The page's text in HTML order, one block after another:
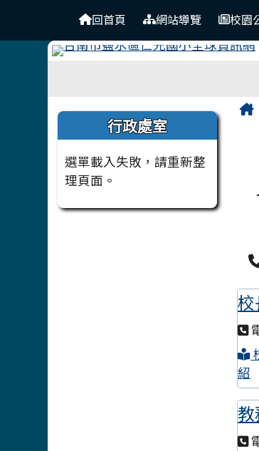
台南市仁光國小全
回首頁 網站導覽 校園
左邊區域內容
行政處室
選單載入失敗，請重新整
理頁面。
紹
頁尾區域